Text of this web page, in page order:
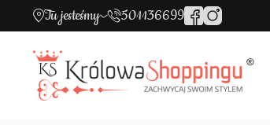
Tu jesteśmy 501136699